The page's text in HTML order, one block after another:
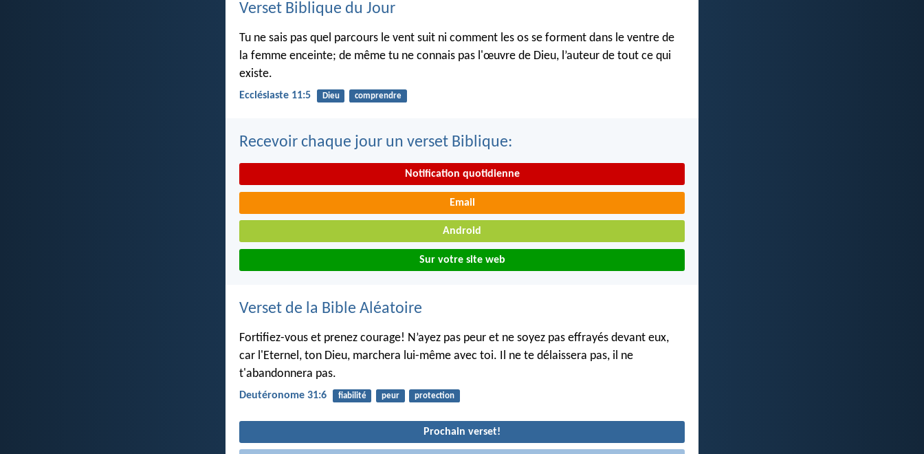
Verset Biblique du Jour
Tu ne sais pas quel parcours le vent suit ni comment les os se forment dans le ventre de
la femme enceinte; de même tu ne connais pas l'œuvre de Dieu, l’auteur de tout ce qui
existe.
Ecclésiaste 11:5 Dieu comprendre
Recevoir chaque jour un verset Biblique:
Notification quotidienne
Email
Android
Sur votre site web
Verset de la Bible Aléatoire
Fortifiez-vous et prenez courage! N’ayez pas peur et ne soyez pas effrayés devant eux,
car l'Eternel, ton Dieu, marchera lui-même avec toi. Il ne te délaissera pas, il ne
t'abandonnera pas.
Deutéronome 31:6 fiabilité peur protection
Prochain verset!